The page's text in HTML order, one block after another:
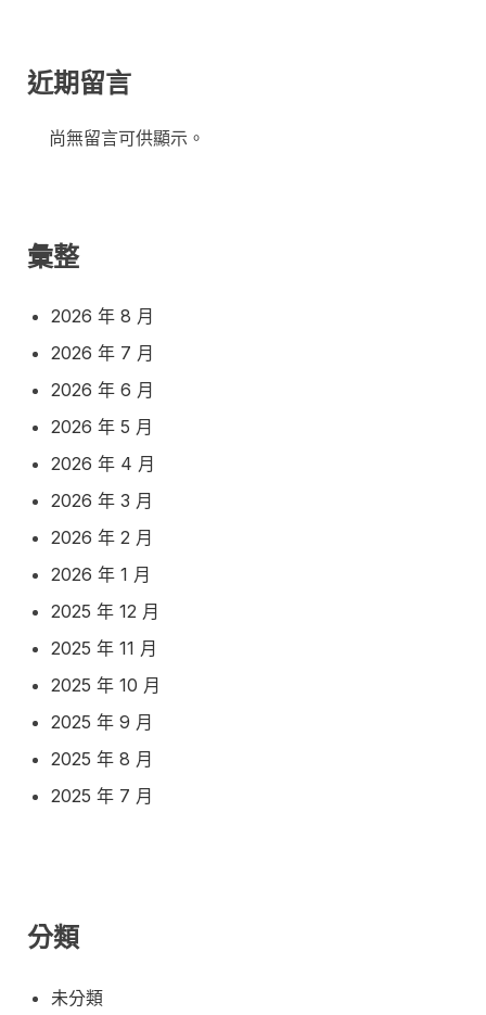
近期留言
尚無留言可供顯示。
彙整
2026 年 8 月
2026 年 7 月
2026 年 6 月
2026 年 5 月
2026 年 4 月
2026 年 3 月
2026 年 2 月
2026 年 1 月
2025 年 12 月
2025 年 11 月
2025 年 10 月
2025 年 9 月
2025 年 8 月
2025 年 7 月
分類
未分類